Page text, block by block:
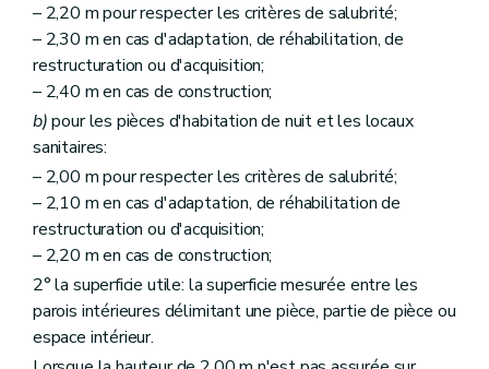
– 2,20 m pour respecter les critères de salubrité;
– 2,30 m en cas d'adaptation, de réhabilitation, de
restructuration ou d'acquisition;
– 2,40 m en cas de construction;
b)pour les pièces d'habitation de nuit et les locaux
sanitaires:
– 2,00 m pour respecter les critères de salubrité;
– 2,10 m en cas d'adaptation, de réhabilitation de
restructuration ou d'acquisition;
– 2,20 m en cas de construction;
2° la superficie utile: la superficie mesurée entre les
parois intérieures délimitant une pièce, partie de pièce ou
espace intérieur.